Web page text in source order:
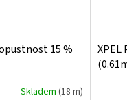
15 %
Skladem (18 m)
XPEL